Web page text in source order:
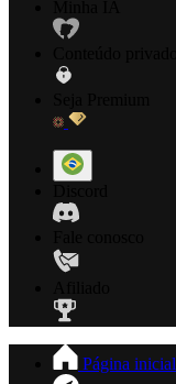
Página inicial